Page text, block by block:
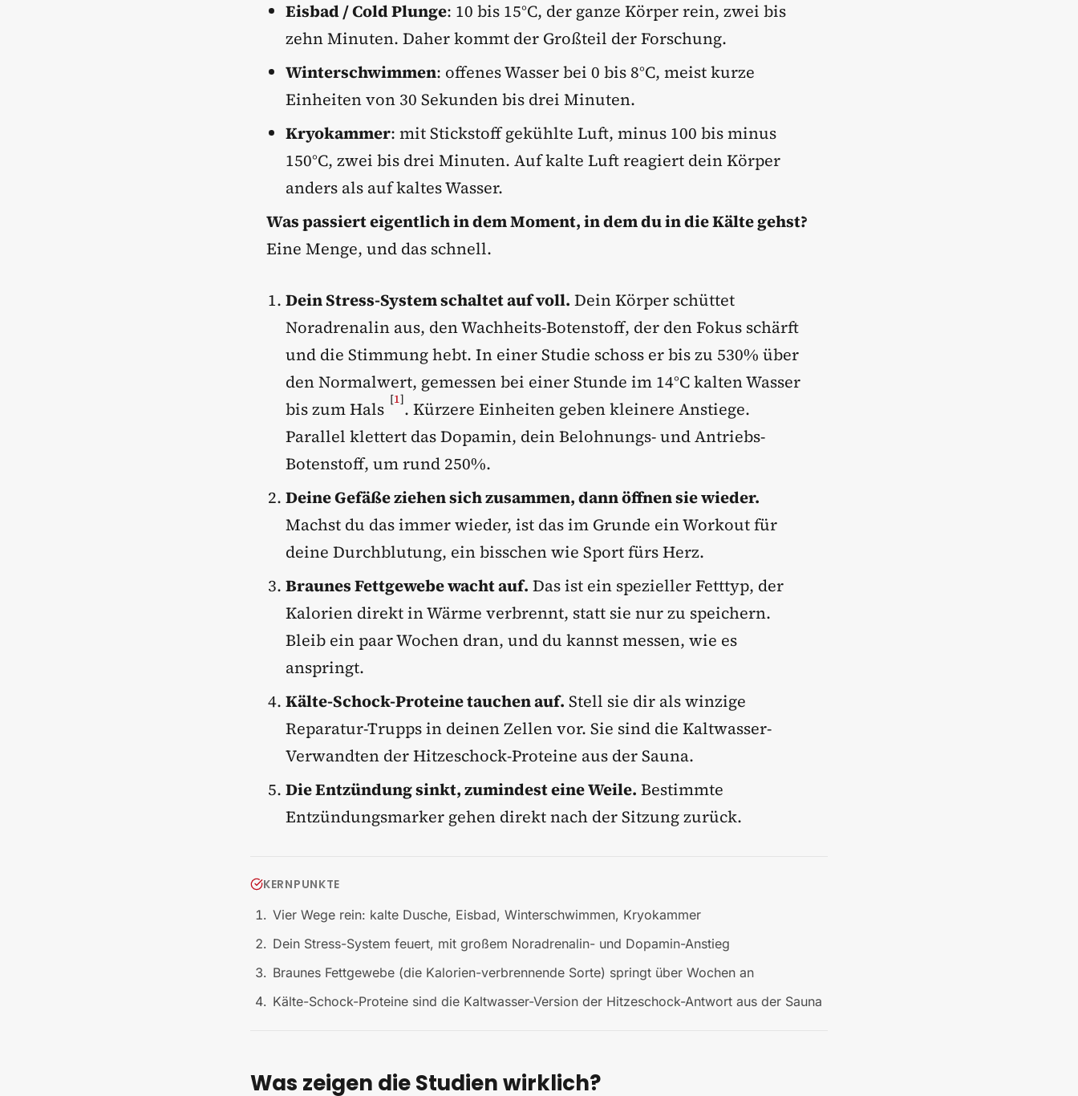
Eisbad / Cold Plunge: 10 bis 15°C, der ganze Körper rein, zwei bis
zehn Minuten. Daher kommt der Großteil der Forschung.
Winterschwimmen: offenes Wasser bei 0 bis 8°C, meist kurze
Einheiten von 30 Sekunden bis drei Minuten.
Kryokammer: mit Stickstoff gekühlte Luft, minus 100 bis minus
150°C, zwei bis drei Minuten. Auf kalte Luft reagiert dein Körper
anders als auf kaltes Wasser.
Was passiert eigentlich in dem Moment, in dem du in die Kälte gehst?
Eine Menge, und das schnell.
Dein Stress-System schaltet auf voll. Dein Körper schüttet
Noradrenalin aus, den Wachheits-Botenstoff, der den Fokus schärft
und die Stimmung hebt. In einer Studie schoss er bis zu 530% über
den Normalwert, gemessen bei einer Stunde im 14°C kalten Wasser
bis zum Hals [1]. Kürzere Einheiten geben kleinere Anstiege.
Parallel klettert das Dopamin, dein Belohnungs- und Antriebs-
Botenstoff, um rund 250%.
Deine Gefäße ziehen sich zusammen, dann öffnen sie wieder.
Machst du das immer wieder, ist das im Grunde ein Workout für
deine Durchblutung, ein bisschen wie Sport fürs Herz.
Braunes Fettgewebe wacht auf. Das ist ein spezieller Fetttyp, der
Kalorien direkt in Wärme verbrennt, statt sie nur zu speichern.
Bleib ein paar Wochen dran, und du kannst messen, wie es
anspringt.
Kälte-Schock-Proteine tauchen auf. Stell sie dir als winzige
Reparatur-Trupps in deinen Zellen vor. Sie sind die Kaltwasser-
Verwandten der Hitzeschock-Proteine aus der Sauna.
Die Entzündung sinkt, zumindest eine Weile. Bestimmte
Entzündungsmarker gehen direkt nach der Sitzung zurück.
KERNPUNKTE
Vier Wege rein: kalte Dusche, Eisbad, Winterschwimmen, Kryokammer
Dein Stress-System feuert, mit großem Noradrenalin- und Dopamin-Anstieg
Braunes Fettgewebe (die Kalorien-verbrennende Sorte) springt über Wochen an
Kälte-Schock-Proteine sind die Kaltwasser-Version der Hitzeschock-Antwort aus der Sauna
Was zeigen die Studien wirklich?